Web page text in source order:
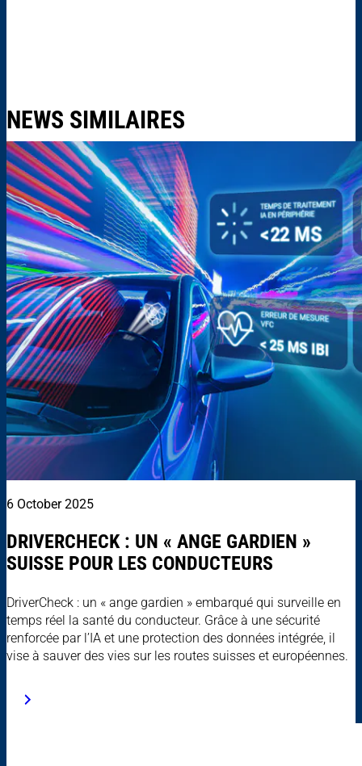
NEWS SIMILAIRES
6 October 2025
DRIVERCHECK : UN « ANGE GARDIEN »
SUISSE POUR LES CONDUCTEURS
DriverCheck : un « ange gardien » embarqué qui surveille en
temps réel la santé du conducteur. Grâce à une sécurité
renforcée par l’IA et une protection des données intégrée, il
vise à sauver des vies sur les routes suisses et européennes.